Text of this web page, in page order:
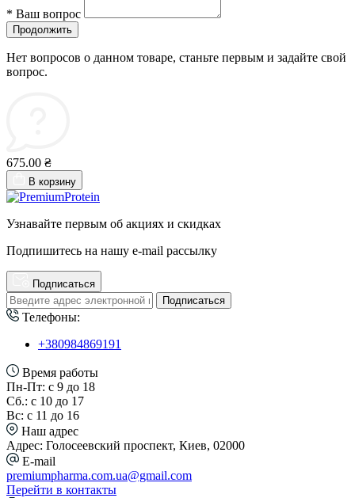
* Ваш вопрос
Продолжить
Нет вопросов о данном товаре, станьте первым и задайте свой
вопрос.
675.00 ₴
В корзину
Узнавайте первым об акциях и скидках
Подпишитесь на нашу e-mail рассылку
Подписаться
Подписаться
Телефоны:
+380984869191
Время работы
Пн-Пт: с 9 до 18
Сб.: с 10 до 17
Вс: с 11 до 16
Наш адрес
Адрес: Голосеевский проспект, Киев, 02000
E-mail
premiumpharma.com.ua@gmail.com
Перейти в контакты